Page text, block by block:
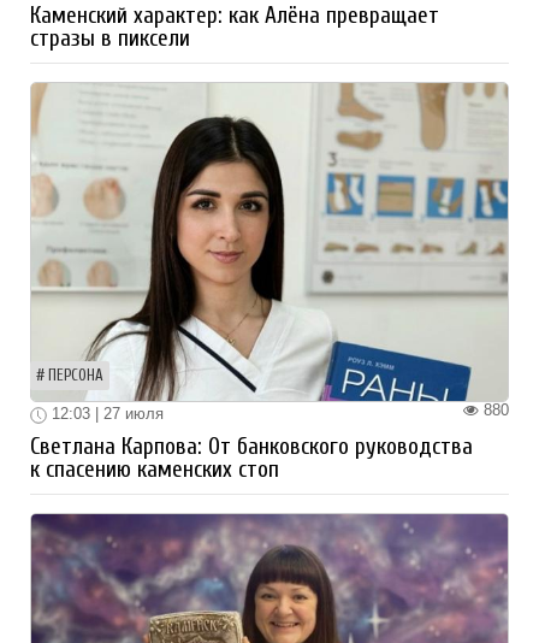
Каменский характер: как Алёна превращает
стразы в пиксели
ПЕРСОНА
880
12:03 | 27 июля
Светлана Карпова: От банковского руководства
к спасению каменских стоп